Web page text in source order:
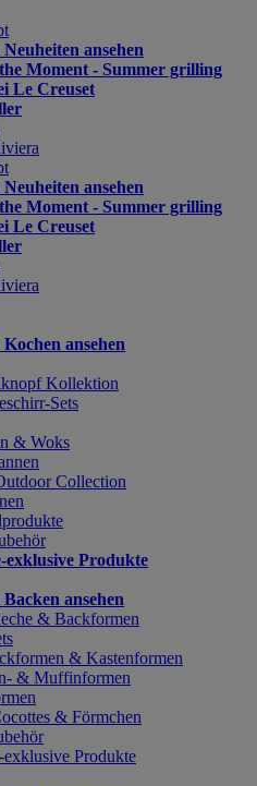
ansehen
Moment - Summer grilling
Le Creuset
ansehen
Moment - Summer grilling
Le Creuset
ansehen
Kollektion
Sets
& Woks
Collection
exklusive Produkte
ansehen
& Backformen
& Kastenformen
& Muffinformen
& Förmchen
Produkte